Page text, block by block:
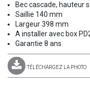
Bec cascade, hauteur
Saillie 140 mm
Largeur 398 mm
A installer avec box
Garantie 8 ans
TÉLÉCHARGEZ LA PHOTO